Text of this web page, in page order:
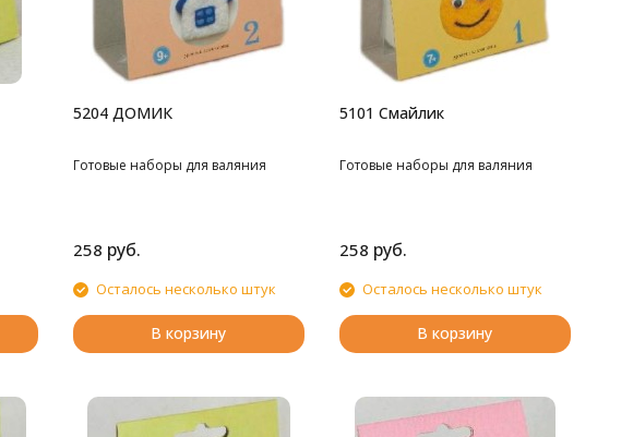
5204 ДОМИК
Готовые наборы для валяния
258 руб.
Осталось несколько штук
В корзину
5101 Cмайлик
Готовые наборы для валяния
258 руб.
Осталось несколько штук
В корзину